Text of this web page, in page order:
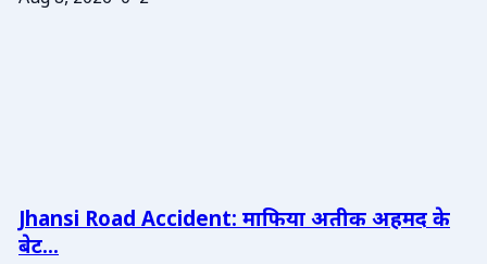
Jhansi Road Accident: माफिया अतीक अहमद के
बेट...